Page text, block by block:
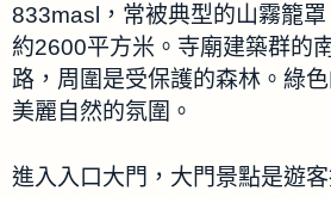
833masl，常被典型的山霧籠
約2600平方米。寺廟建築群的
路，周圍是受保護的森林。綠
美麗自然的氛圍。
進入入口大門，大門景點是遊